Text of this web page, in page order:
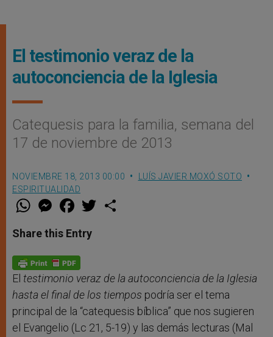
El testimonio veraz de la
autoconciencia de la Iglesia
Catequesis para la familia, semana del
17 de noviembre de 2013
NOVIEMBRE 18, 2013 00:00
LUÍS JAVIER MOXÓ SOTO
ESPIRITUALIDAD
W
t
s
p
p
M
e
s
e
g
e
r
F
a
e
b
o
k
w
Share this Entry
El testimonio veraz de la autoconciencia de la Iglesia
hasta el final de los tiempos podría ser el tema
principal de la “catequesis bíblica” que nos sugieren
el Evangelio (Lc 21, 5-19) y las demás lecturas (Mal